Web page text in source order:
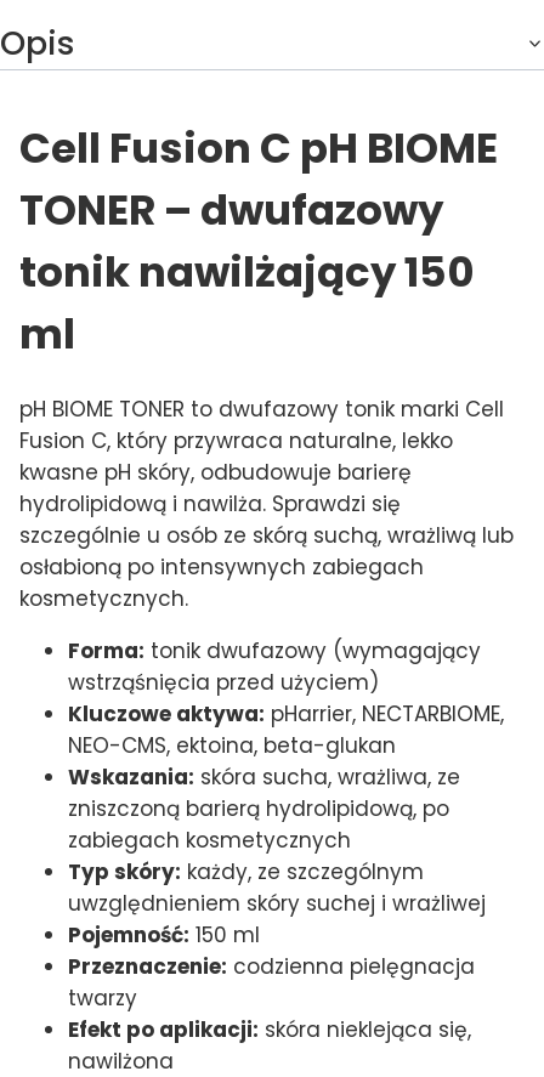
Opis
Cell Fusion C pH BIOME
TONER – dwufazowy
tonik nawilżający 150
ml
pH BIOME TONER to dwufazowy tonik marki Cell
Fusion C, który przywraca naturalne, lekko
kwasne pH skóry, odbudowuje barierę
hydrolipidową i nawilża. Sprawdzi się
szczególnie u osób ze skórą suchą, wrażliwą lub
osłabioną po intensywnych zabiegach
kosmetycznych.
Forma: tonik dwufazowy (wymagający
wstrząśnięcia przed użyciem)
Kluczowe aktywa: pHarrier, NECTARBIOME,
NEO-CMS, ektoina, beta-glukan
Wskazania: skóra sucha, wrażliwa, ze
zniszczoną barierą hydrolipidową, po
zabiegach kosmetycznych
Typ skóry: każdy, ze szczególnym
uwzględnieniem skóry suchej i wrażliwej
Pojemność: 150 ml
Przeznaczenie: codzienna pielęgnacja
twarzy
Efekt po aplikacji: skóra nieklejąca się,
nawilżona